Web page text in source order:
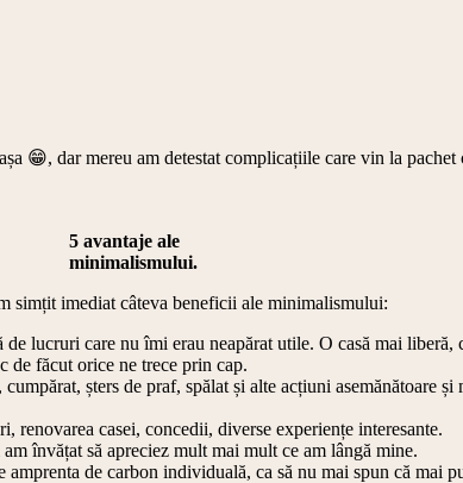
😁, dar mereu am detestat complicațiile care vin la
5 avantaje ale
minimalismului.
simțit imediat câteva beneficii ale minimalismului:
lucruri care nu îmi erau neapărat utile. O casă mai
de făcut orice ne trece prin cap.
șters de praf, spălat și alte acțiuni asemănătoare
casei, concedii, diverse experiențe interesante.
învățat să apreciez mult mai mult ce am lângă mine.
de carbon individuală, ca să nu mai spun că mai